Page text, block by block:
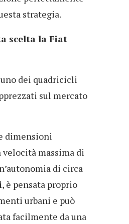
strategia.
scelta la Fiat
dei quadricicli
sul mercato
dimensioni
massima di
di circa
, è pensata proprio
urbani e può
facilmente da una